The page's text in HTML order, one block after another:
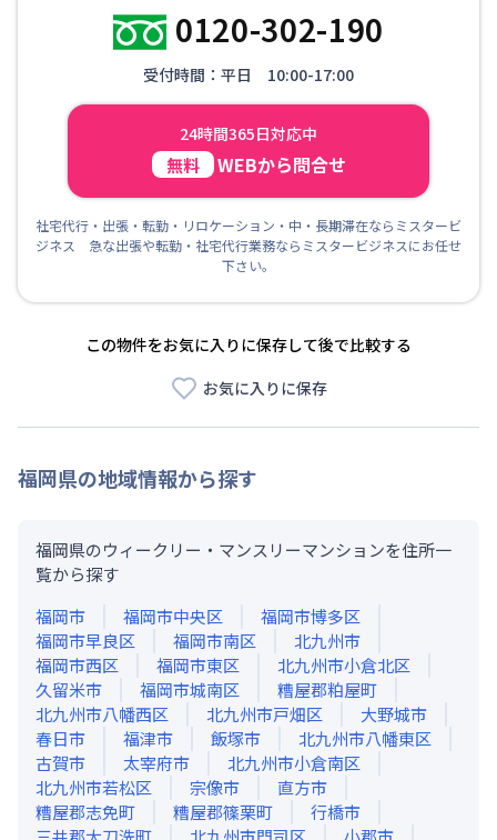
0120-302-190
受付時間：平日 10:00-17:00
24時間365日対応中
無料 WEBから問合せ
社宅代行・出張・転勤・リロケーション・中・長期滞在ならミスタービ
ジネス 急な出張や転勤・社宅代行業務ならミスタービジネスにお任せ
下さい。
この物件をお気に入りに保存して後で比較する
お気に入りに保存
福岡県の地域情報から探す
福岡県のウィークリー・マンスリーマンションを住所一
覧から探す
福岡市
福岡市中央区
福岡市博多区
福岡市早良区
福岡市南区
北九州市
福岡市西区
福岡市東区
北九州市小倉北区
久留米市
福岡市城南区
糟屋郡粕屋町
北九州市八幡西区
北九州市戸畑区
大野城市
春日市
福津市 飯塚市
北九州市八幡東区
古賀市
太宰府市
北九州市小倉南区
北九州市若松区
宗像市
直方市
糟屋郡志免町
糟屋郡篠栗町
行橋市